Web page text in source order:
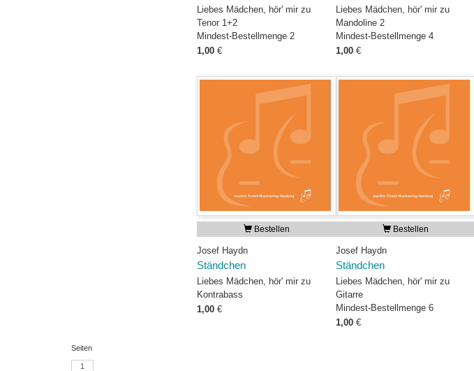
Liebes Mädchen, hör' mir zu
Tenor 1+2
Mindest-Bestellmenge 2
1,00 €
Liebes Mädchen, hör' mir zu
Mandoline 2
Mindest-Bestellmenge 4
1,00 €
Bestellen
Josef Haydn
Ständchen
Liebes Mädchen, hör' mir zu
Kontrabass
1,00 €
Bestellen
Josef Haydn
Ständchen
Liebes Mädchen, hör' mir zu
Gitarre
Mindest-Bestellmenge 6
1,00 €
Seiten
1